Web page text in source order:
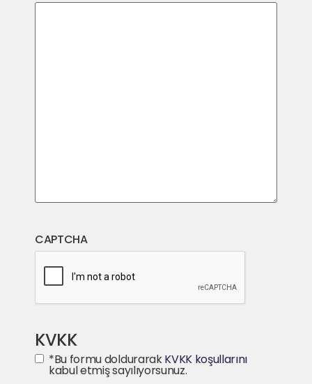
CAPTCHA
KVKK
*Bu formu doldurarakKVKK koşullarını
kabul etmiş sayılıyorsunuz.